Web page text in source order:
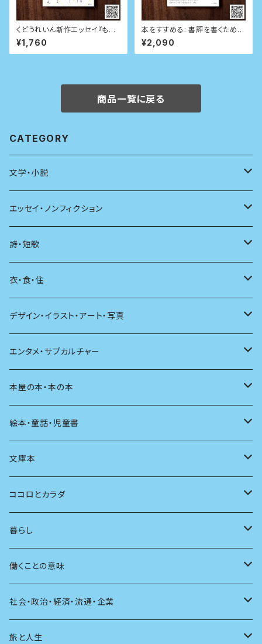
くどうれいん新作エッセイ『もう
しばらくは早歩き』
¥1,760
本をすすめる: 書評を書くための
技術
¥2,090
商品一覧に戻る
CATEGORY
文学・小説
日本
海外
日本語
文学理論
評論
文章術
エッセイ・ノンフィクション
エッセイ
日記
ノンフィクション
その他
評論
言葉
言語
批評
アンソロジー
自伝・伝記
詩・短歌
詩
短歌
その他
衣・食・住
着る
食べる
料理
発酵・麹
住う
その他
デザイン・イラスト・アート・写真
デザイン
イラスト
アート
写真
その他
インテリア
ファッション
建築
スポーツ
エンタメ・サブカルチャー
映画
音楽
マンガ
テレビ
ラジオ
マガジン
その他
アニメ
本屋の本・本の本
本屋さんの本
本の本
読書
絵本・童話・児童書
小さいお子さん向け
自分で読めるようになったら
大人も楽しい絵本
海外絵本
童話
その他
文庫本
男性作家
女性作家
その他
ココロとカラダ
フェミニズム
カウンセリング
人間関係
健康
暮らし
料理
育児
日常生活
働くことの意味
仕事のヒント
社会・政治・経済・流通・企業
過去
旅と人生